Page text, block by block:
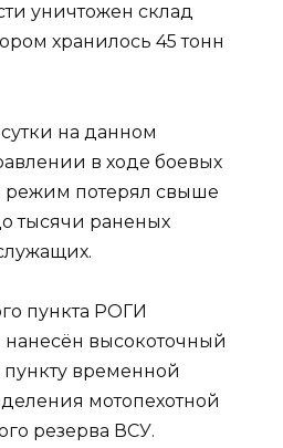
уничтожен склад
хранилось 45 тонн
на данном
в ходе боевых
режим потерял свыше
тысячи раненых
пункта РОГИ
нанесён высокоточный
временной
мотопехотной
резерва ВСУ.